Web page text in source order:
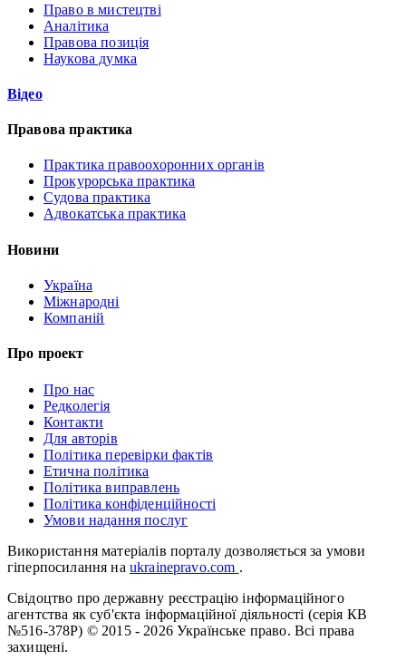
Право в мистецтві
Аналітика
Правова позиція
Наукова думка
Відео
Правова практика
Практика правоохоронних органів
Прокурорська практика
Судова практика
Адвокатська практика
Новини
Україна
Міжнародні
Компаній
Про проект
Про нас
Редколегія
Контакти
Для авторів
Політика перевірки фактів
Етична політика
Політика виправлень
Політика конфіденційності
Умови надання послуг
Використання матеріалів порталу дозволяється за умови
гіперпосилання на ukrainepravo.com .
Свідоцтво про державну реєстрацію інформаційного
агентства як суб'єкта інформаційної діяльності (серія КВ
№516-378Р) © 2015 - 2026 Українське право. Всі права
захищені.